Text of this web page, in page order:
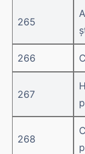
265
266
267
268